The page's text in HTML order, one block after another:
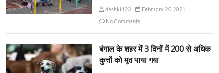
deshki123
February 20, 2021
No Comments
बंगाल के शहर में 3 दिनों में 200 से अधिक
कुत्तों को मृत पाया गया